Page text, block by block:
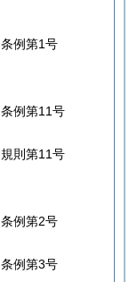
条例第1号
条例第11号
規則第11号
条例第2号
条例第3号